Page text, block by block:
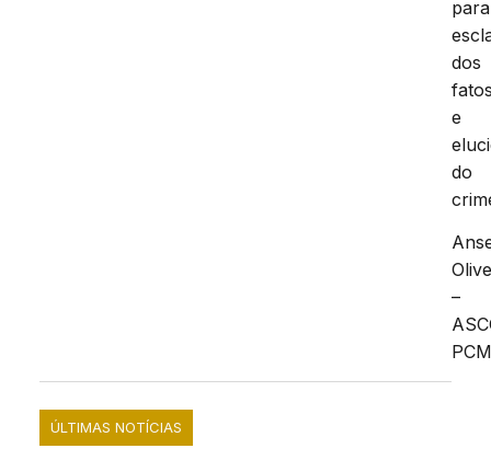
para
dos
e
do
–
ÚLTIMAS NOTÍCIAS